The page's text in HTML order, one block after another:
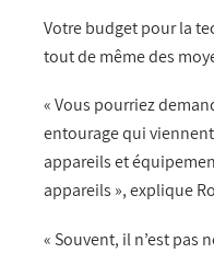
Votre budget pour la
tout de même des
« Vous pourriez
entourage qui
appareils et
appareils », explique
« Souvent, il n’est pas